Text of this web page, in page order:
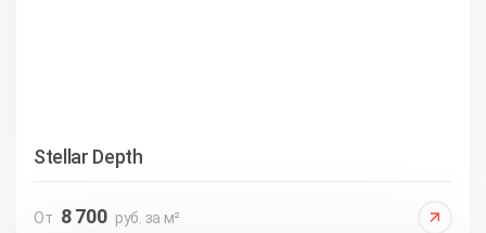
Stellar Depth
От 8 700 руб. за м²